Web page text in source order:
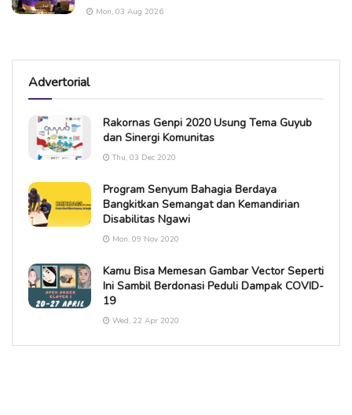
Mon, 03 Aug 2026
Advertorial
Rakornas Genpi 2020 Usung Tema Guyub
dan Sinergi Komunitas
Thu, 03 Dec 2020
Program Senyum Bahagia Berdaya
Bangkitkan Semangat dan Kemandirian
Disabilitas Ngawi
Mon, 09 Nov 2020
Kamu Bisa Memesan Gambar Vector Seperti
Ini Sambil Berdonasi Peduli Dampak COVID-
19
Wed, 22 Apr 2020